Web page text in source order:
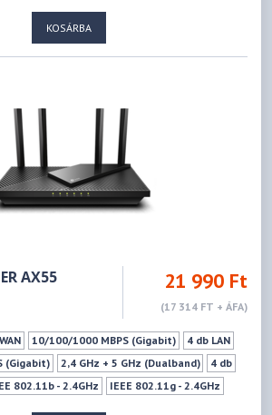
KOSÁRBA
AX55
21 990 Ft
(17 314 FT + ÁFA)
10/100/1000 MBPS (Gigabit)
4 db LAN
(Gigabit)
2,4 GHz + 5 GHz (Dualband)
4 db
802.11b - 2.4GHz
IEEE 802.11g - 2.4GHz